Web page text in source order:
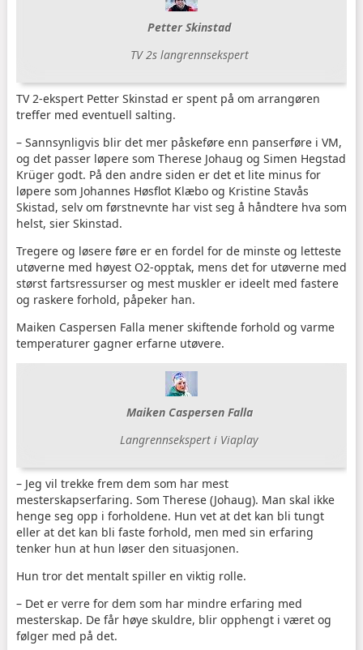
Petter Skinstad
TV 2s langrennsekspert
TV 2-ekspert Petter Skinstad er spent på om arrangøren
treffer med eventuell salting.
– Sannsynligvis blir det mer påskeføre enn panserføre i VM,
og det passer løpere som Therese Johaug og Simen Hegstad
Krüger godt. På den andre siden er det et lite minus for
løpere som Johannes Høsflot Klæbo og Kristine Stavås
Skistad, selv om førstnevnte har vist seg å håndtere hva som
helst, sier Skinstad.
Tregere og løsere føre er en fordel for de minste og letteste
utøverne med høyest O2-opptak, mens det for utøverne med
størst fartsressurser og mest muskler er ideelt med fastere
og raskere forhold, påpeker han.
Maiken Caspersen Falla mener skiftende forhold og varme
temperaturer gagner erfarne utøvere.
Maiken Caspersen Falla
Langrennsekspert i Viaplay
– Jeg vil trekke frem dem som har mest
mesterskapserfaring. Som Therese (Johaug). Man skal ikke
henge seg opp i forholdene. Hun vet at det kan bli tungt
eller at det kan bli faste forhold, men med sin erfaring
tenker hun at hun løser den situasjonen.
Hun tror det mentalt spiller en viktig rolle.
– Det er verre for dem som har mindre erfaring med
mesterskap. De får høye skuldre, blir opphengt i været og
følger med på det.